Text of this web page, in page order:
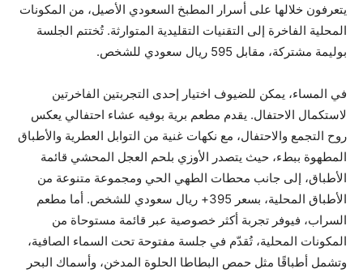
يتعرفون خلالها على أسرار المطبخ السعودي الأصيل، من المكونات
المحلية الفاخرة إلى التقنيات التقليدية المتوارثة. تُختتم الجلسة
بوليمة مشتركة، مقابل 595 ريال سعودي للشخص.
في المساء، يمكن للضيوف اختيار إحدى التجربتين الفاخرتين
لاستكمال الاحتفال. يقدم مطعم برية بوفيه عشاء احتفالي يعكس
روح التجمع والاحتفال، مع نكهات غنية من التوابل العطرية والأطباق
المطهوة ببطء، حيث يتصدر الأوزي بلحم العجل المحشي قائمة
الأطباق، إلى جانب محطات الطهي الحي ومجموعة متنوعة من
الأطباق المحلية، بسعر 395+ ريال سعودي للشخص. أما مطعم
السراب، فيوفر تجربة أكثر خصوصية عبر قائمة مستوحاة من
المكونات المحلية، تُقدّم في جلسة مفتوحة تحت السماء الصافية،
وتشمل أطباقًا مثل حمص البطاطا الحلوة المدخن، وأسماك البحر